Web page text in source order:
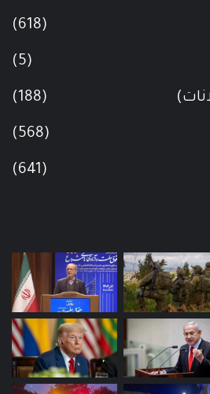
(618)
(5)
(188)
(568)
(641)